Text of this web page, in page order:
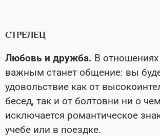
СТРЕЛЕЦ
Любовь и дружба. В
важным станет общение: вы
удовольствие как от
бесед, так и от болтовни ни о
исключается романтическое
учебе или в поездке.